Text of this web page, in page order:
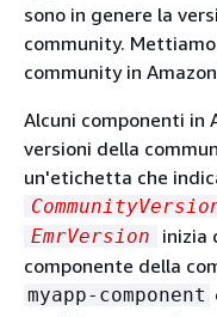
sono in genere la
community.
community in
Alcuni componenti in
versioni della
un'etichetta che
EmrVersion
inizia
componente della
myapp-component